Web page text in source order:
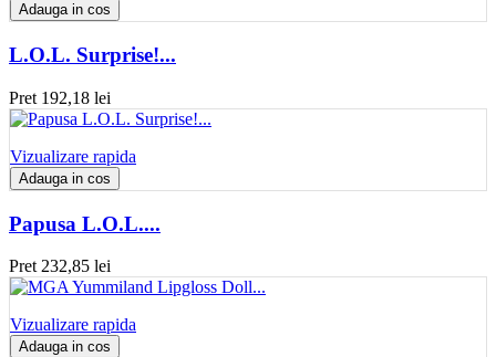
Adauga in cos
L.O.L. Surprise!...
Pret 192,18 lei
Vizualizare rapida
Adauga in cos
Papusa L.O.L....
Pret 232,85 lei
Vizualizare rapida
Adauga in cos